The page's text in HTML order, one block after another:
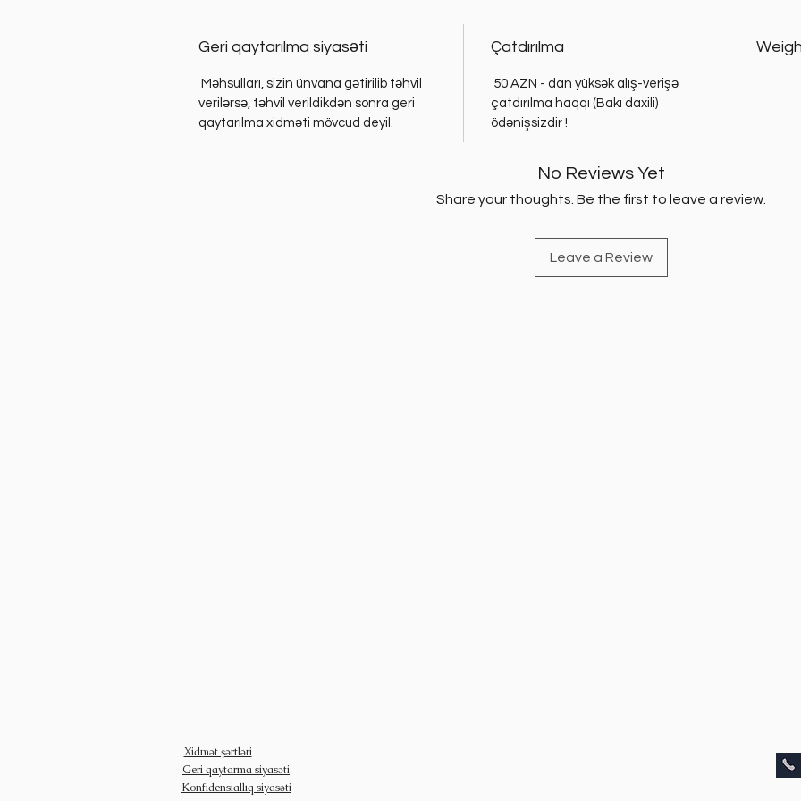
Geri qaytarılma siyasəti
Məhsulları, sizin ünvana gətirilib təhvil
verilərsə, təhvil verildikdən sonra geri
qaytarılma xidməti mövcud deyil.
Çatdırılma
50 AZN - dan yüksək alış-verişə
çatdırılma haqqı (Bakı daxili)
ödənişsizdir !
No Reviews Yet
Share your thoughts. Be the first to leave a review.
Leave a Review
Xidmət şərtləri
Geri qaytarma siyasəti
Konfidensiallıq siyasəti